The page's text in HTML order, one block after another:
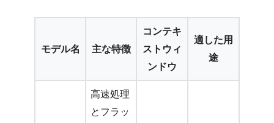
モデル名 主な特徴
コンテキ
ストウィ
ンドウ
適した用
途
高速処理
とフラッ